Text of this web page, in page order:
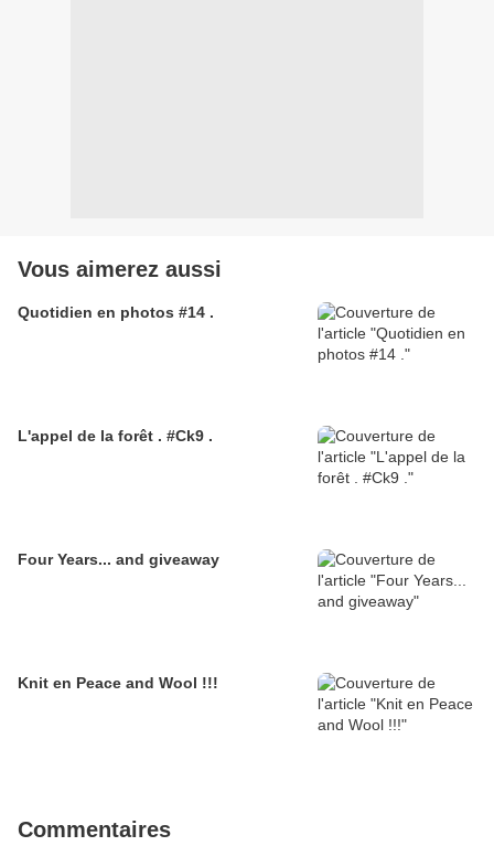
Vous aimerez aussi
Quotidien en photos #14 .
L'appel de la forêt . #Ck9 .
Four Years... and giveaway
Knit en Peace and Wool !!!
Commentaires